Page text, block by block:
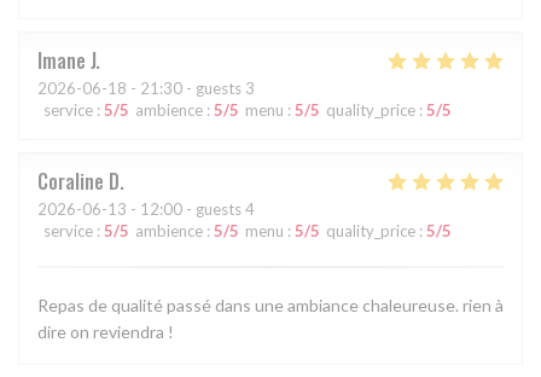
Imane J
2026-06-18 - 21:30 - guests 3
service : 5/5 ambience : 5/5 menu : 5/5 quality_price : 5/5
Coraline D
2026-06-13 - 12:00 - guests 4
service : 5/5 ambience : 5/5 menu : 5/5 quality_price : 5/5
Repas de qualité passé dans une ambiance chaleureuse. rien à
dire on reviendra !